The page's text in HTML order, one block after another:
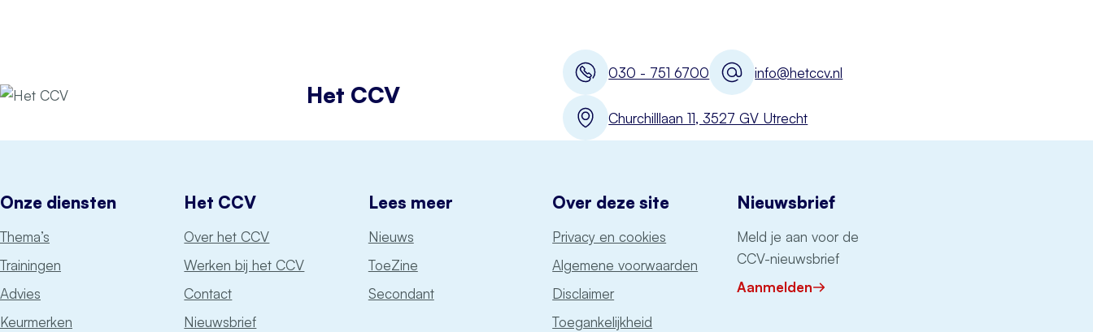
030 - 751 6700 info@hetccv.nl
Churchilllaan 11, 3527 GV Utrecht
Het CCV
Onze diensten
Thema’s
Trainingen
Advies
Keurmerken
Het CCV
Over het CCV
Werken bij het CCV
Contact
Nieuwsbrief
Lees meer
Nieuws
ToeZine
Secondant
Over deze site
Privacy en cookies
Algemene voorwaarden
Disclaimer
Toegankelijkheid
Nieuwsbrief
Meld je aan voor de
CCV-nieuwsbrief
Aanmelden